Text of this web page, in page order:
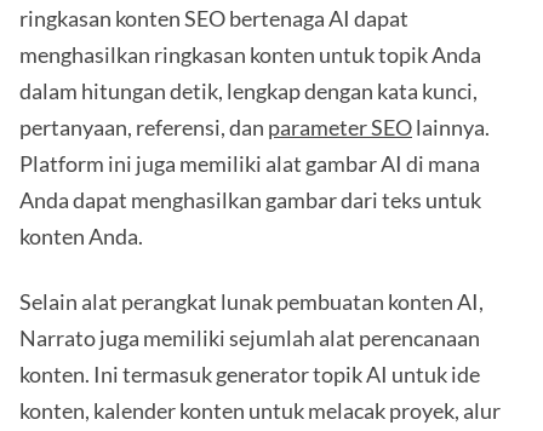
ringkasan konten SEO bertenaga AI dapat
menghasilkan ringkasan konten untuk topik Anda
dalam hitungan detik, lengkap dengan kata kunci,
pertanyaan, referensi, dan parameter SEOlainnya.
Platform ini juga memiliki alat gambar AI di mana
Anda dapat menghasilkan gambar dari teks untuk
konten Anda.
Selain alat perangkat lunak pembuatan konten AI,
Narrato juga memiliki sejumlah alat perencanaan
konten. Ini termasuk generator topik AI untuk ide
konten, kalender konten untuk melacak proyek, alur